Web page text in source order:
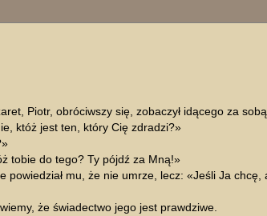
Piotr, obróciwszy się, zobaczył idącego za
któż jest ten, który Cię zdradzi?»
tobie do tego? Ty pójdź za Mną!»
mu, że nie umrze, lecz: «Jeśli Ja chcę,
że świadectwo jego jest prawdziwe.